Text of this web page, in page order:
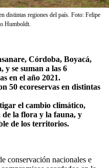
distintas regiones del país. Foto: Felipe
Humboldt.
Córdoba, Boyacá,
se suman a las 6
en el año 2021.
50 ecoreservas en distintas
el cambio climático,
la flora y la fauna, y
de los territorios.
conservación nacionales e